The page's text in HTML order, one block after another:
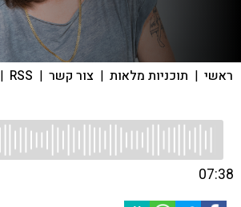
ראשי | תוכניות מלאות | צור קשר |
RSS
|
07:38